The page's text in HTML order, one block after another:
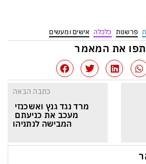
פרשנות כלכלה אישים ומעשים
את המאמר
כתבה הבאה
מרד נגד גנץ ואשכנזי
מעכב את כניעתם
המבישה לנתניהו